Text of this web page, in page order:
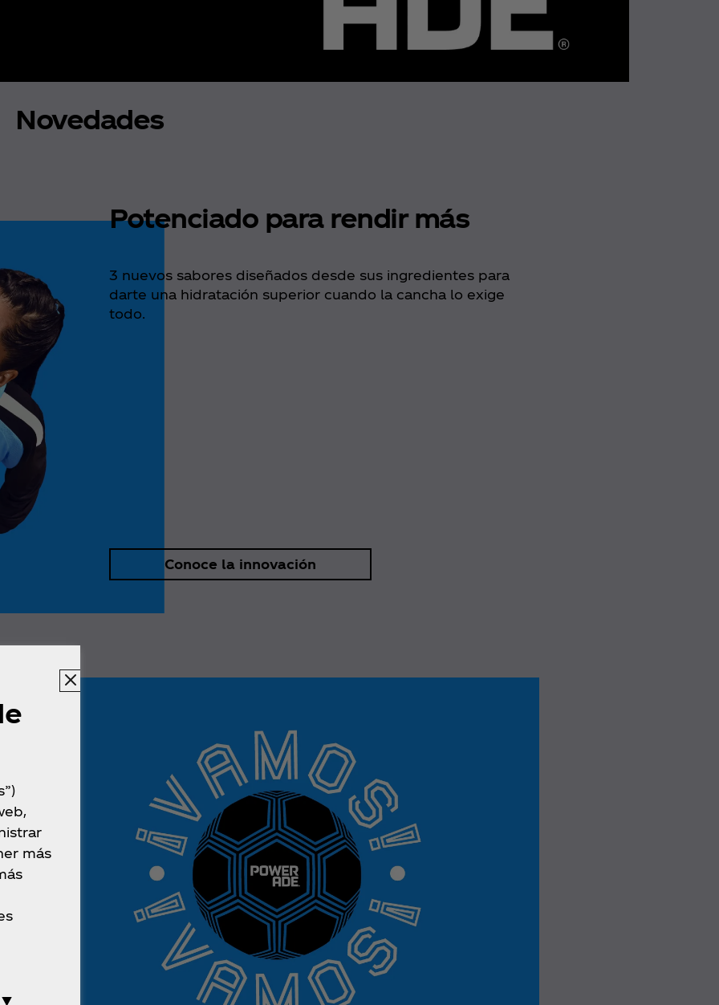
Novedades
Potenciado para rendir más
3 nuevos sabores diseñados desde sus ingredientes para
darte una hidratación superior cuando la cancha lo exige
todo.
Conoce la innovación
que se
más
▼